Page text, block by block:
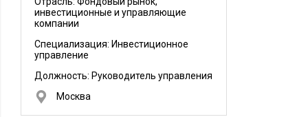
инвестиционные и управляющие
компании
Специализация: Инвестиционное
управление
Должность: Руководитель управления
Москва